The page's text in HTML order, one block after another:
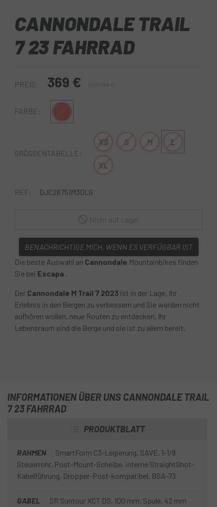
CANNONDALE TRAIL
7 23 FAHRRAD
PREIS: 369 €
FARBE:
GRÖSSENTABELLE:
XS S M L
XL
REF: DJC26751M30LG
BENACHRICHTIGE MICH, WENN ES VERFÜGBAR IST
Die beste Auswahl an Cannondale Mountainbikes finden
Sie bei Escapa .
Der Cannondale M Trail 7 2023 ist in der Lage, Ihr
Erlebnis in den Bergen zu verbessern und Sie werden nicht
aufhören wollen, neue Routen zu entdecken. Ihr
Lebensraum sind die Berge und sie ist zu allem bereit.
INFORMATIONEN ÜBER UNS CANNONDALE TRAIL
7 23 FAHRRAD
PRODUKTBLATT
RAHMEN
SmartForm C3-Legierung, SAVE, 1-1/8
Steuerrohr, Post-Mount-Scheibe, interne StraightShot-
Kabelführung, Dropper-Post-kompatibel, BSA-73
GABEL
SR Suntour XCT DS, 100 mm, Spule, 42 mm